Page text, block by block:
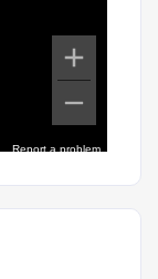
Report a problem